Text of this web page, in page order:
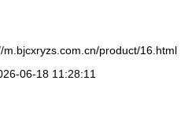
product/16.html
06-18 11:28:11